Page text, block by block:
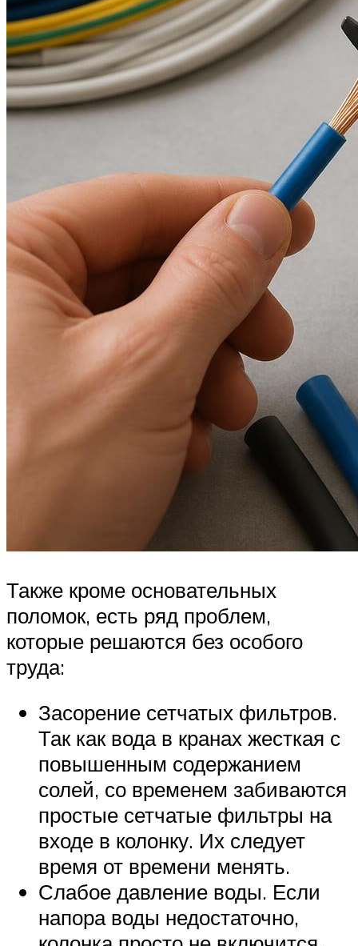
Также кроме основательных
поломок, есть ряд проблем,
которые решаются без особого
труда:
Засорение сетчатых фильтров.
Так как вода в кранах жесткая с
повышенным содержанием
солей, со временем забиваются
простые сетчатые фильтры на
входе в колонку. Их следует
время от времени менять.
Слабое давление воды. Если
напора воды недостаточно,